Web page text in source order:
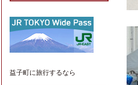
益子町 に旅行するなら